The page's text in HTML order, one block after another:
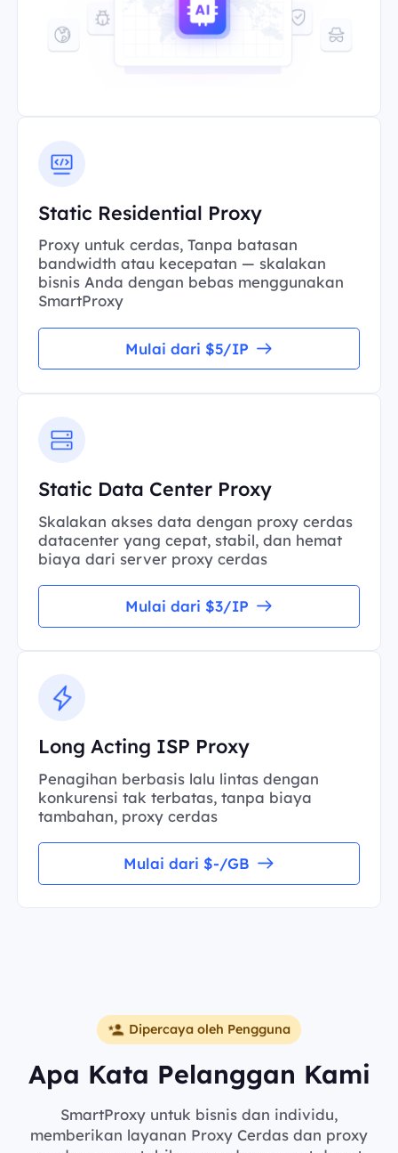
Static Residential Proxy
Proxy untuk cerdas, Tanpa batasan
bandwidth atau kecepatan — skalakan
bisnis Anda dengan bebas menggunakan
SmartProxy
Mulai dari $5/IP
Static Data Center Proxy
Skalakan akses data dengan proxy cerdas
datacenter yang cepat, stabil, dan hemat
biaya dari server proxy cerdas
Mulai dari $3/IP
Long Acting ISP Proxy
Penagihan berbasis lalu lintas dengan
konkurensi tak terbatas, tanpa biaya
tambahan, proxy cerdas
Mulai dari $-/GB
Dipercaya oleh Pengguna
Apa Kata Pelanggan Kami
SmartProxy untuk bisnis dan individu,
memberikan layanan Proxy Cerdas dan proxy